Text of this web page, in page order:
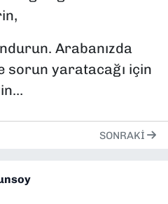
Arabanızda
sorun yaratacağı için
SONRAKI